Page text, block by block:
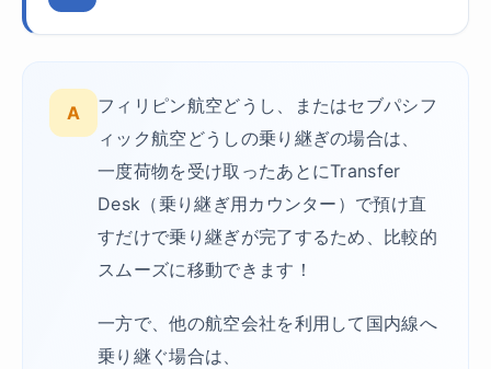
A
フィリピン航空どうし、またはセブパシフ
ィック航空どうしの乗り継ぎの場合は、
一度荷物を受け取ったあとにTransfer
Desk（乗り継ぎ用カウンター）で預け直
すだけで乗り継ぎが完了するため、比較的
スムーズに移動できます！
一方で、他の航空会社を利用して国内線へ
乗り継ぐ場合は、